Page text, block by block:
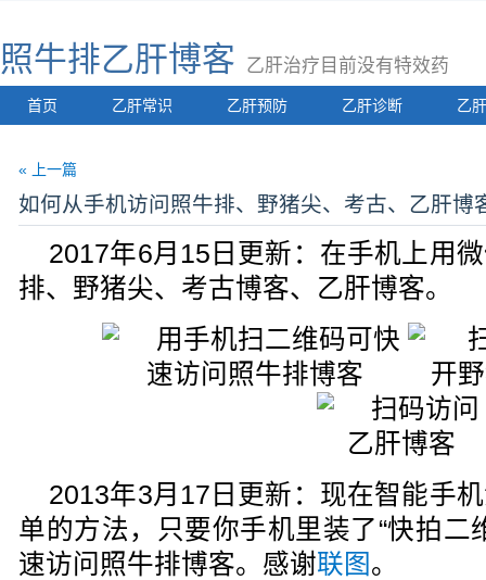
照牛排乙肝博客 乙肝治疗目前没有特效药
首页 乙肝常识 乙肝预防 乙肝诊断 乙
« 上一篇
如何从手机访问照牛排、野猪尖、考古、乙肝博
2017年6月15日更新：在手机上用
排、野猪尖、考古博客、乙肝博客。
2013年3月17日更新：现在智能手
单的方法，只要你手机里装了“快拍二
速访问照牛排博客。感谢联图 。